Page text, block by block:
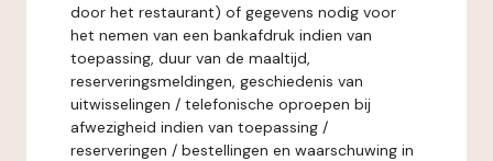
door het restaurant) of gegevens nodig voor
het nemen van een bankafdruk indien van
toepassing, duur van de maaltijd,
reserveringsmeldingen, geschiedenis van
uitwisselingen / telefonische oproepen bij
afwezigheid indien van toepassing /
reserveringen / bestellingen en waarschuwing in